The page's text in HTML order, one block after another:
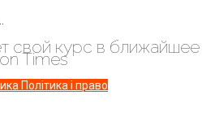
свой курс в ближайшее
Times
Політика і право